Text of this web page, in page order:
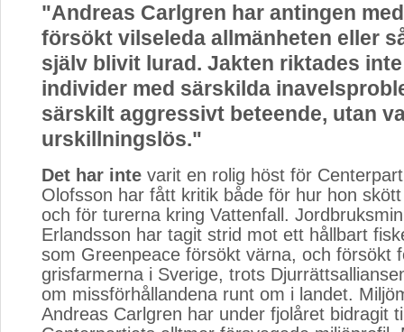
"Andreas Carlgren har antingen
försökt vilseleda allmänheten eller
själv blivit lurad. Jakten riktades
individer med särskilda
särskilt aggressivt beteende, utan
urskillningslös."
Det har inte varit en rolig höst för
Olofsson har fått kritik både för hur hon
och för turerna kring Vattenfall.
Erlandsson har tagit strid mot ett hållbart
som Greenpeace försökt värna, och försökt
grisfarmerna i Sverige, trots
om missförhållandena runt om i landet.
Andreas Carlgren har under fjolåret bidragit